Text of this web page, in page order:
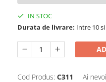
IN STOC
Durata de livrare: Intre 10
Cod Produs: C311 Ai